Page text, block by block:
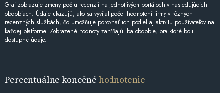
Graf zobrazuje zmeny počtu recenzií na jednotlivých portáloch v nasledujúcich
obdobiach. Údaje ukazujú, ako sa vyvíjal počet hodnotení firmy v rôznych
recenzných službách, čo umožňuje porovnať ich podiel aj aktivitu používateľov na
každej platforme. Zobrazené hodnoty zahŕňajú iba obdobie, pre ktoré boli
dostupné údaje.
Percentuálne konečné hodnotenie